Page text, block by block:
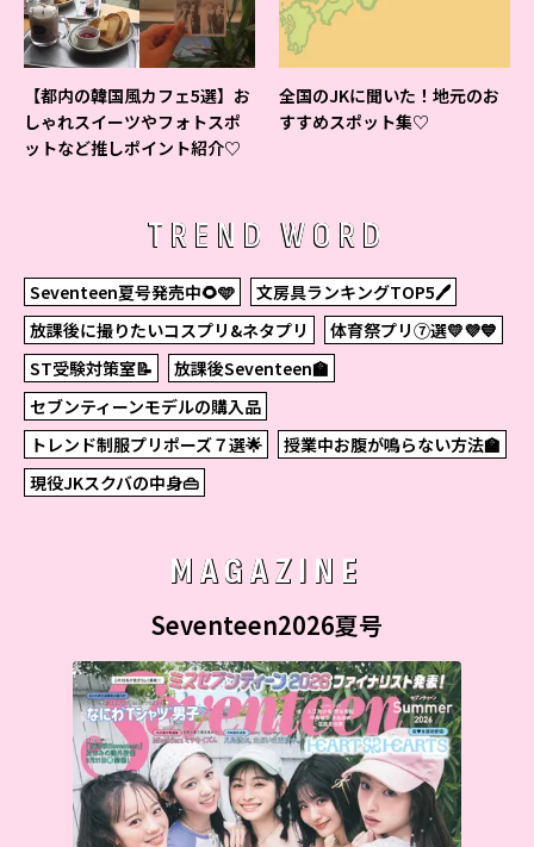
【都内の韓国風カフェ5選】お
しゃれスイーツやフォトスポ
ットなど推しポイント紹介♡
全国のJKに聞いた！地元のお
すすめスポット集♡
TREND WORD
Seventeen夏号発売中🌻🩵
文房具ランキングTOP5🖊
放課後に撮りたいコスプリ&ネタプリ
体育祭プリ⑦選💛💜💙
ST受験対策室📝
放課後Seventeen🏫
セブンティーンモデルの購入品
トレンド制服プリポーズ７選🌟
授業中お腹が鳴らない方法🏫
現役JKスクバの中身👜
MAGAZINE
Seventeen2026夏号